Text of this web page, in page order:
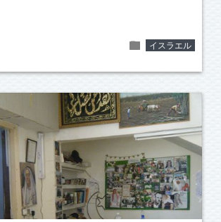
folder イスラエル